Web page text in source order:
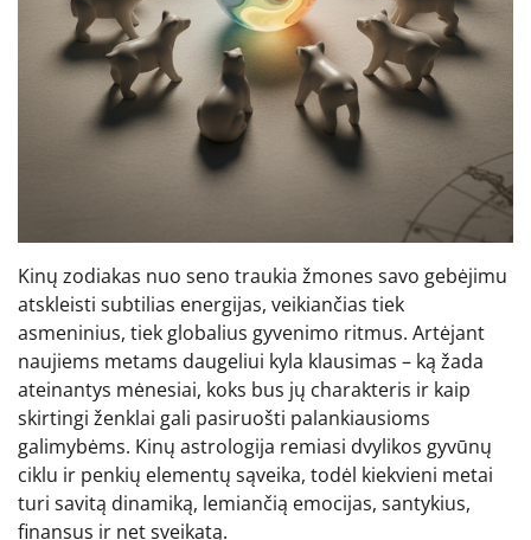
Kinų zodiakas nuo seno traukia žmones savo gebėjimu
atskleisti subtilias energijas, veikiančias tiek
asmeninius, tiek globalius gyvenimo ritmus. Artėjant
naujiems metams daugeliui kyla klausimas – ką žada
ateinantys mėnesiai, koks bus jų charakteris ir kaip
skirtingi ženklai gali pasiruošti palankiausioms
galimybėms. Kinų astrologija remiasi dvylikos gyvūnų
ciklu ir penkių elementų sąveika, todėl kiekvieni metai
turi savitą dinamiką, lemiančią emocijas, santykius,
finansus ir net sveikatą.